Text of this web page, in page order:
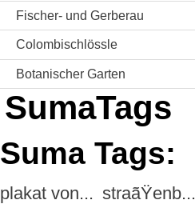
Fischer- und Gerberau
Colombischlössle
Botanischer Garten
SumaTags
Suma Tags:
plakat von... straãŸenb...